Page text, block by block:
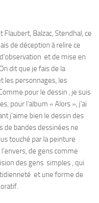
Balzac, Stendhal, ce
de déception à relire ce
et de mise en
dit que je fais de la
les personnages, les
pour le dessin , je suis
pour l’album « Alors », j’ai
j’aime bien le dessin des
de bandes dessinées ne
touché par la peinture
de gens comme
des gens simples , qui
et une forme de